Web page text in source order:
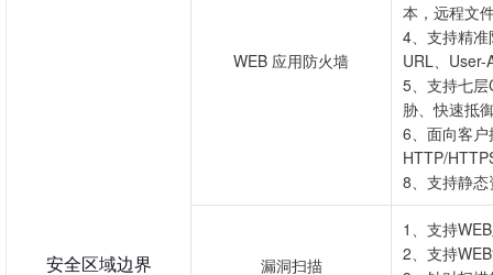
安全区域边界
WEB 应用防火墙
本，远程文
4、支持精
URL、User-
5、支持七
胁、快速抵
6、面向客
HTTP/
8、支持静
漏洞扫描
1、支持
2、支持